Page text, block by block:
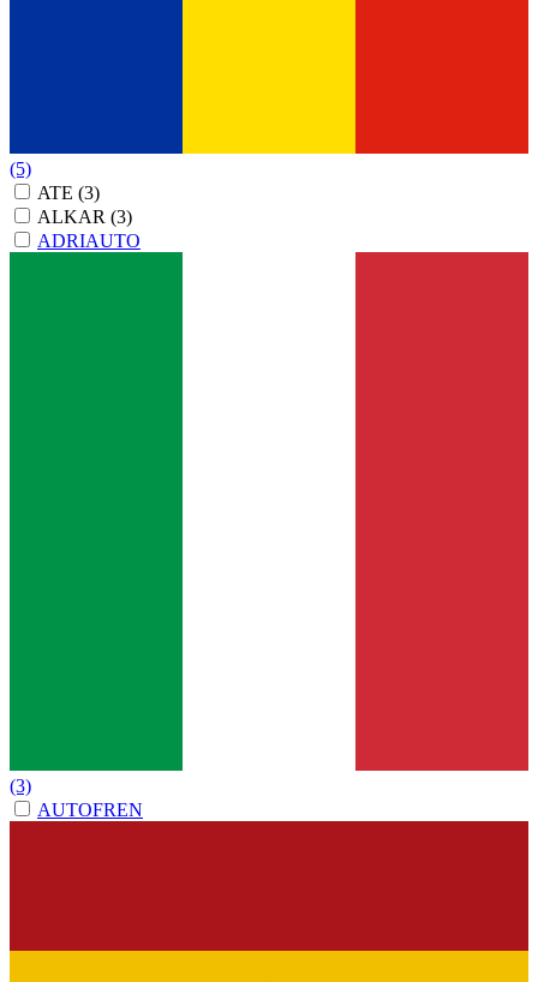
(5)
ATE (3)
ALKAR (3)
ADRIAUTO
(3)
AUTOFREN